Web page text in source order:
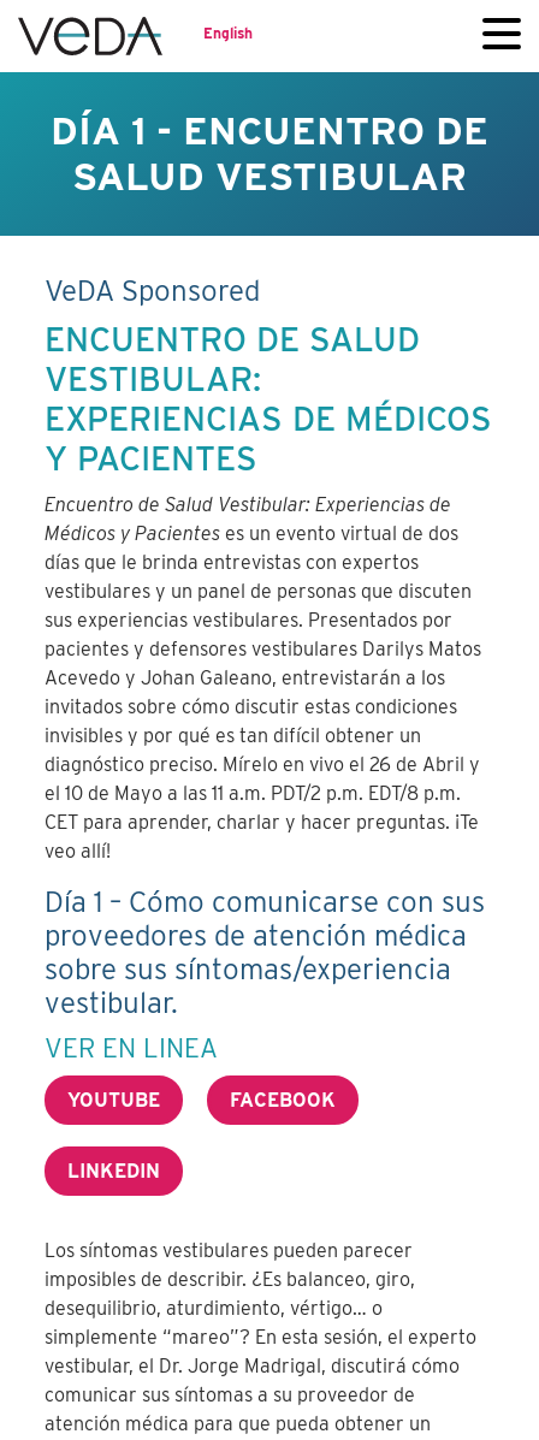
English
DÍA 1 - ENCUENTRO DE
SALUD VESTIBULAR
VeDA Sponsored
ENCUENTRO DE SALUD
VESTIBULAR:
EXPERIENCIAS DE MÉDICOS
Y PACIENTES
Encuentro de Salud Vestibular: Experiencias de
Médicos y Pacientes es un evento virtual de dos
días que le brinda entrevistas con expertos
vestibulares y un panel de personas que discuten
sus experiencias vestibulares. Presentados por
pacientes y defensores vestibulares Darilys Matos
Acevedo y Johan Galeano, entrevistarán a los
invitados sobre cómo discutir estas condiciones
invisibles y por qué es tan difícil obtener un
diagnóstico preciso. Mírelo en vivo el 26 de Abril y
el 10 de Mayo a las 11 a.m. PDT/2 p.m. EDT/8 p.m.
CET para aprender, charlar y hacer preguntas. ¡Te
veo allí!
Día 1 – Cómo comunicarse con sus
proveedores de atención médica
sobre sus síntomas/experiencia
vestibular.
VER EN LINEA
YOUTUBE FACEBOOK
LINKEDIN
Los síntomas vestibulares pueden parecer
imposibles de describir. ¿Es balanceo, giro,
desequilibrio, aturdimiento, vértigo… o
simplemente “mareo”? En esta sesión, el experto
vestibular, el Dr. Jorge Madrigal, discutirá cómo
comunicar sus síntomas a su proveedor de
atención médica para que pueda obtener un